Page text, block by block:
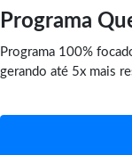
Programa
Programa 100%
gerando até 5x mais